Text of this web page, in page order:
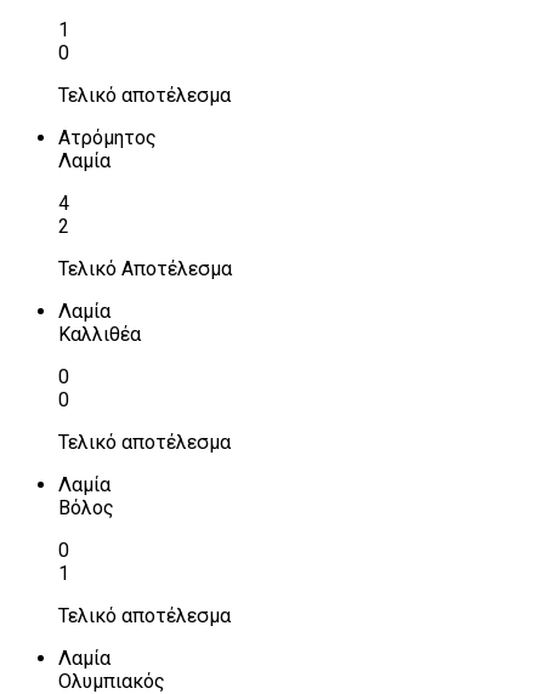
1
0
Τελικό αποτέλεσμα
Ατρόμητος
Λαμία
4
2
Τελικό Αποτέλεσμα
Λαμία
Καλλιθέα
0
0
Τελικό αποτέλεσμα
Λαμία
Βόλος
0
1
Τελικό αποτέλεσμα
Λαμία
Ολυμπιακός